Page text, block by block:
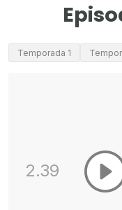
Temporada 1
2.39